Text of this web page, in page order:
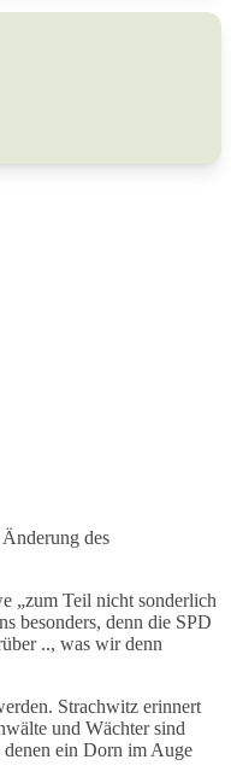
des
„zum Teil nicht sonderlich
besonders, denn die SPD
.., was wir denn
Strachwitz erinnert
und Wächter sind
denen ein Dorn im Auge